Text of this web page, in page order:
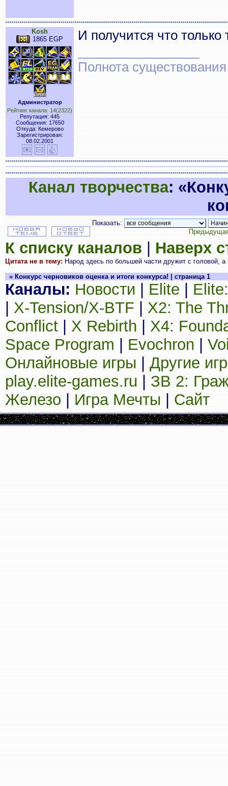
Kosh
1865 EGP
Администратор
Рейтинг канала: 14(2322)
Репутация: 445
Сообщения: 17650
Откуда: Кемерово
Зарегистрирован:
08.02.2001
И получится что
Полнота
Канал творчества:
Показать:
К списку каналов Наверх
Цитата не в тему: Народ здесь по большей части дружит с головой,
» Конкурс черновиков оценка и итоги конкурса! | страница 1
Каналы: Новости Elite
X-Tension/X-BTF
X2: The
Conflict
X Rebirth
X4:
Space Program
Evochron
Онлайновые игры
Другие
play.elite-games.ru
ЗВ 2:
Железо
Игра Мечты Сайт